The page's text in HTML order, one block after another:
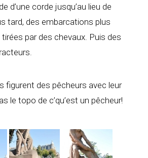
d’une corde jusqu’au lieu de
tard, des embarcations plus
par des chevaux. Puis des
figurent des pêcheurs avec leur
le topo de c’qu’est un pêcheur!